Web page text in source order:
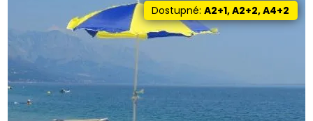
Dostupné:A2+1, A2+2, A4+2